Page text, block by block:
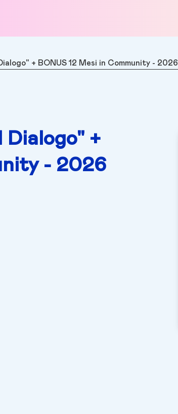
+ BONUS 12 Mesi in Community - 2026
+
- 2026